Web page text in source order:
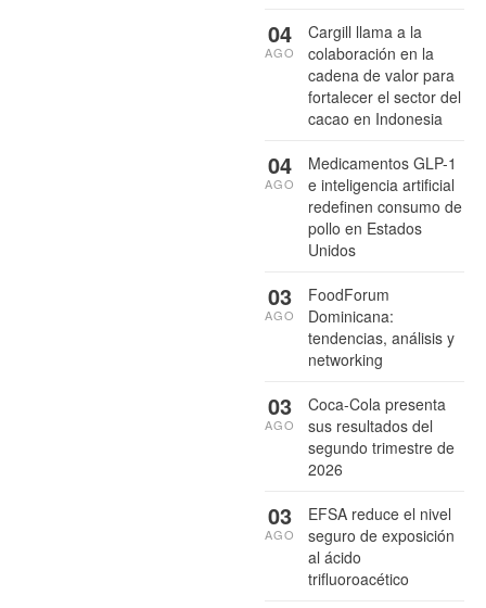
Cargill llama a la
colaboración en la
cadena de valor para
fortalecer el sector del
cacao en Indonesia
04
AGO
Medicamentos GLP-1
e inteligencia artificial
redefinen consumo de
pollo en Estados
Unidos
04
AGO
FoodForum
Dominicana:
tendencias, análisis y
networking
03
AGO
Coca-Cola presenta
sus resultados del
segundo trimestre de
2026
03
AGO
EFSA reduce el nivel
seguro de exposición
al ácido
trifluoroacético
03
AGO